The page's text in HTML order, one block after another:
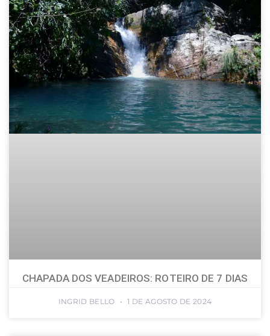
CHAPADA DOS VEADEIROS: ROTEIRO DE 7 DIAS
INGRID BELLO 1 DE AGOSTO DE 2024